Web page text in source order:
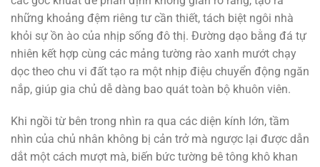
những khoảng đệm riêng tư cần thiết, tách biệt ngôi nhà
khỏi sự ồn ào của nhịp sống đô thị. Đường dạo bằng đá tự
nhiên kết hợp cùng các mảng tường rào xanh mướt chạy
dọc theo chu vi đất tạo ra một nhịp điệu chuyển động ngăn
nắp, giúp gia chủ dễ dàng bao quát toàn bộ khuôn viên.
Khi ngồi từ bên trong nhìn ra qua các diện kính lớn, tầm
nhìn của chủ nhân không bị cản trở mà ngược lại được dẫn
dắt một cách mượt mà, biến bức tường bê tông khô khan